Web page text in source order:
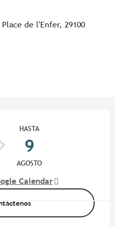
de l'Enfer, 29100
HASTA
9
AGOSTO
Calendar